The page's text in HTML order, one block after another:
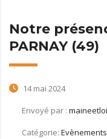
Notre
PARNAY (49)
14 mai 2024
Envoyé par :
Catégorie: Evènements